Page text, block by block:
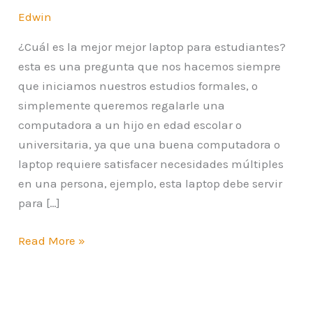
Edwin
¿Cuál es la mejor mejor laptop para estudiantes?
esta es una pregunta que nos hacemos siempre
que iniciamos nuestros estudios formales, o
simplemente queremos regalarle una
computadora a un hijo en edad escolar o
universitaria, ya que una buena computadora o
laptop requiere satisfacer necesidades múltiples
en una persona, ejemplo, esta laptop debe servir
para […]
Read More »